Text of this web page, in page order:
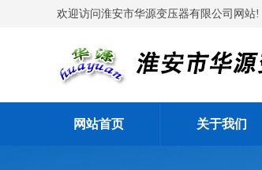
欢迎访问淮安市华源变压器有限公司网站!
网站首页 关于我们